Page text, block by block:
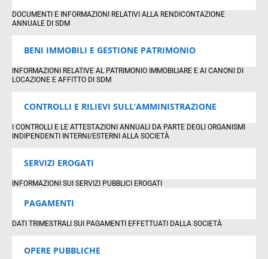
DOCUMENTI E INFORMAZIONI RELATIVI ALLA RENDICONTAZIONE
ANNUALE DI SDM
BENI IMMOBILI E GESTIONE PATRIMONIO
INFORMAZIONI RELATIVE AL PATRIMONIO IMMOBILIARE E AI CANONI DI
LOCAZIONE E AFFITTO DI SDM
CONTROLLI E RILIEVI SULL’AMMINISTRAZIONE
I CONTROLLI E LE ATTESTAZIONI ANNUALI DA PARTE DEGLI ORGANISMI
INDIPENDENTI INTERNI/ESTERNI ALLA SOCIETÀ
SERVIZI EROGATI
INFORMAZIONI SUI SERVIZI PUBBLICI EROGATI
PAGAMENTI
DATI TRIMESTRALI SUI PAGAMENTI EFFETTUATI DALLA SOCIETÀ
OPERE PUBBLICHE